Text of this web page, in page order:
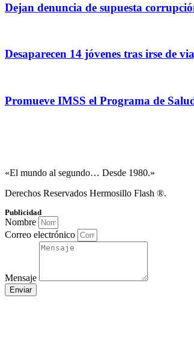
Dejan denuncia de supuesta
Desaparecen 14 jóvenes tras irse de
Promueve IMSS el Programa de
«El mundo al segundo… Desde 1980.»
Derechos Reservados Hermosillo Flash ®.
Publicidad
Nombre
Correo electrónico
Mensaje
Enviar